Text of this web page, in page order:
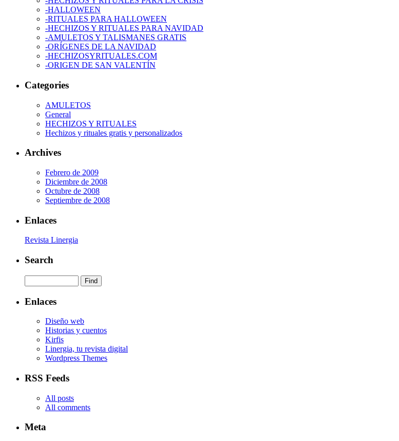
-HALLOWEEN
-RITUALES PARA HALLOWEEN
-HECHIZOS Y RITUALES PARA NAVIDAD
-AMULETOS Y TALISMANES GRATIS
-ORÍGENES DE LA NAVIDAD
-HECHIZOSYRITUALES.COM
-ORIGEN DE SAN VALENTÍN
Categories
AMULETOS
General
HECHIZOS Y RITUALES
Hechizos y rituales gratis y personalizados
Archives
Febrero de 2009
Diciembre de 2008
Octubre de 2008
Septiembre de 2008
Enlaces
Revista Linergia
Search
Enlaces
Diseño web
Historias y cuentos
Kirfis
Linergia, tu revista digital
Wordpress Themes
RSS Feeds
All posts
All comments
Meta